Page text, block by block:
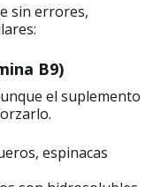
sin errores,
B9)
el suplemento
espinacas